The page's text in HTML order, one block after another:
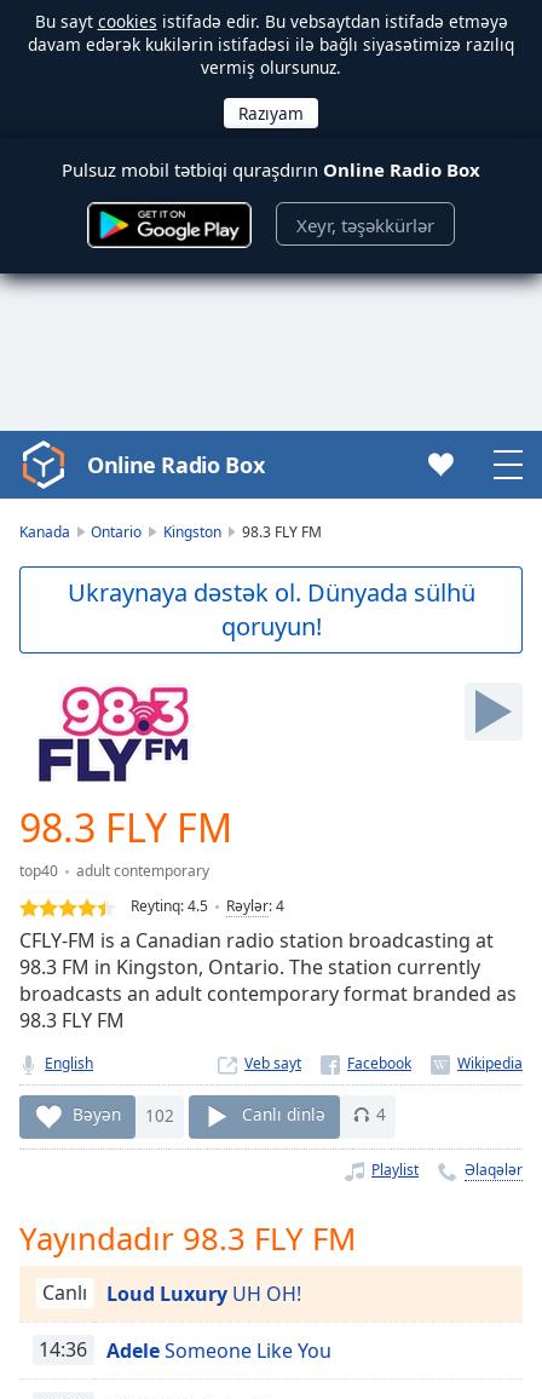
Bu sayt cookies istifadə edir. Bu vebsaytdan istifadə etməyə
davam edərək kukilərin istifadəsi ilə bağlı siyasətimizə razılıq
vermiş olursunuz.
Pulsuz mobil tətbiqi quraşdırın Online Radio Box
Xeyr, təşəkkürlər
Video
Player
Skip
Forward
Current
Loaded:
0.00%
Stream
TypeLIVE
Seek to
currently
live LIVE
Remaining
Time-
Rate
Chapters
Descriptions
Online Radio Box
Kanada Ontario Kingston 98.3 FLY FM
Ukraynaya dəstək ol. Dünyada sülhü
qoruyun!
98.3 FLY FM
top40
adult contemporary
Reytinq:4.5 Rəylər:4
CFLY-FM is a Canadian radio station broadcasting at
98.3 FM in Kingston, Ontario. The station currently
broadcasts an adult contemporary format branded as
98.3 FLY FM
English Veb sayt
Bəyən 102 Canlı dinlə 4
Playlist Əlaqələr
Yayındadır 98.3 FLY FM
Canlı Loud Luxury UH OH!
14:36 AdeleSomeone Like You